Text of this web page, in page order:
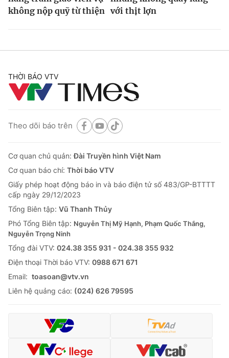
không nộp quỹ từ thiện với thịt lợn
THỜI BÁO VTV
Theo dõi báo trên
Cơ quan chủ quản:Đài Truyền hình Việt Nam
Cơ quan báo chí: Thời báo VTV
Giấy phép hoạt động báo in và báo điện tử số 483/GP-BTTTT
cấp ngày 29/12/2023
Tổng Biên tập: Vũ Thanh Thủy
Phó Tổng Biên tập: Nguyễn Thị Mỹ Hạnh, Phạm Quốc Thắng,
Nguyễn Trọng Ninh
Tổng đài VTV: 024.38 355 931 - 024.38 355 932
Ðiện thoại Thời báo VTV: 0988 671 671
Email: toasoan@vtv.vn
Liên hệ quảng cáo: (024) 626 79595